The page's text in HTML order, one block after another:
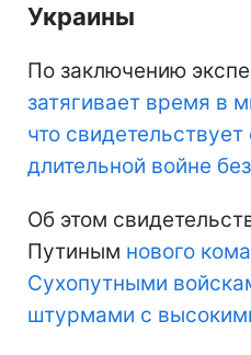
Украины
По заключению
затягивает время в
что свидетельствует
длительной войне
Об этом
Путиным нового
Сухопутными
штурмами с